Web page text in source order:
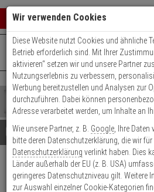
Warenkorb
0 ARTIKEL IM
Ihr
Ergebnisse ()
Shop
durchsuchen
Bitte
geben
Sie
mindestens
Zeichen
ein,
Es
wurde
noch
Kategorien
Suche
gestartet
+49 (0)821 899 493-0Mo. - Do.: 8:00 -
Kontaktservice
Details Beratung
2er WILKA Carat S1
Wir verwenden Cookies
Diese Website nutzt Cookies und ähnliche
Betrieb erforderlich sind. Mit Ihrer
aktivieren“ setzen wir und unsere Partner
Nutzungserlebnis zu verbessern,
Werbung bereitzustellen und Analysen zur
durchzuführen. Dabei können
Adresse verarbeitet werden, um Inhalte an
Wie unsere Partner, z. B. Google , Ihre
bitte deren Datenschutzerklärung, die wir
Datenschutzerklärung verlinkt haben. Dies
Länder außerhalb der EU (z. B. USA)
geringeres Datenschutzniveau gilt. Weitere
zur Auswahl einzelner Cookie-Kategorien